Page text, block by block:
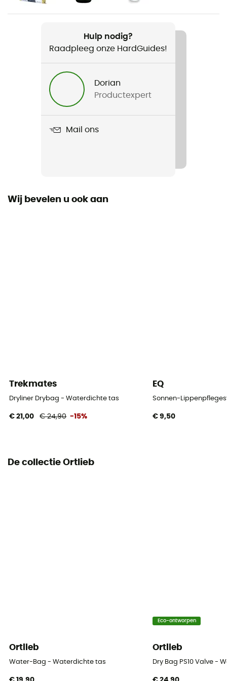
Waterdicht
Hulp nodig?
Raadpleeg onze HardGuides!
Dorian
Productexpert
Mail ons
Wij bevelen u ook aan
Trekmates
Dryliner Drybag - Waterdichte tas
€ 21,00 € 24,90 -15%
EQ
Sonnen-
€ 9,50
De collectie Ortlieb
Ortlieb
Water-Bag - Waterdichte tas
Eco-ontworpen
Ortlieb
Dry Bag PS10 Valve -